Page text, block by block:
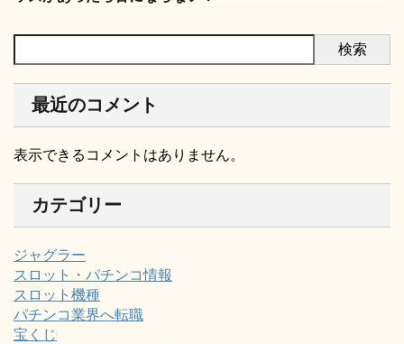
検索
最近のコメント
表示できるコメントはありません。
カテゴリー
ジャグラー
スロット・パチンコ情報
スロット機種
パチンコ業界へ転職
宝くじ